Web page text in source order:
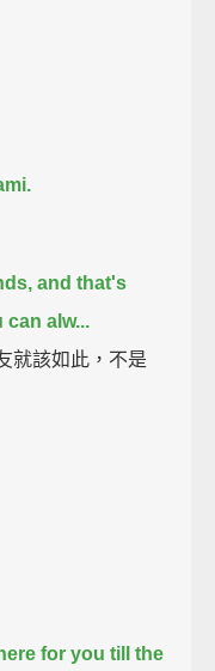
and that's
can alw...
就該如此，不是
for you till the